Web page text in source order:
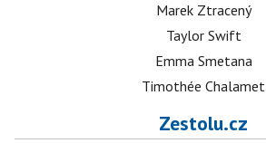
Marek Ztracený
Taylor Swift
Emma Smetana
Timothée Chalamet
Zestolu.cz